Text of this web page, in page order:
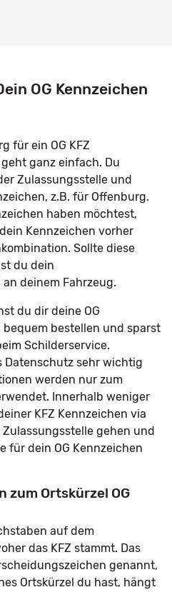
OG Kennzeichen
für ein OG KFZ
ganz einfach. Du
Zulassungsstelle und
z.B. für Offenburg.
haben möchtest,
Kennzeichen vorher
Sollte diese
du dein
deinem Fahrzeug.
du dir deine OG
bestellen und sparst
Schilderservice.
sehr wichtig
werden nur zum
Innerhalb weniger
KFZ Kennzeichen via
gehen und
für dein OG Kennzeichen
zum Ortskürzel OG
auf dem
das KFZ stammt. Das
genannt,
Ortskürzel du hast, hängt